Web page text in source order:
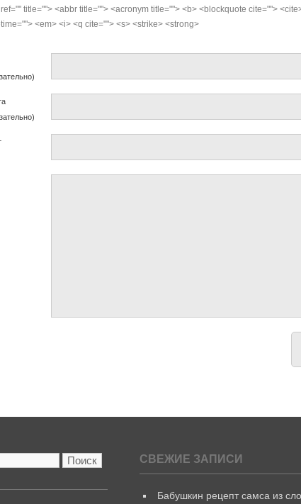
title=""> <abbr title=""> <acronym title=""> <b> <blockquote cite="">
<em> <i> <q cite=""> <s> <strike> <strong>
СВЕЖИЕ ЗАПИСИ
Бабушкин рецепт самса из